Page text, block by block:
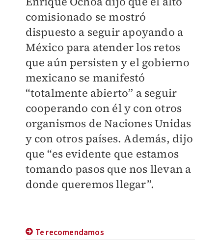
comisionado se mostró
dispuesto a seguir apoyando a
México para atender los retos
que aún persisten y el gobierno
mexicano se manifestó
“totalmente abierto” a seguir
cooperando con él y con otros
organismos de Naciones Unidas
y con otros países. Además, dijo
que “es evidente que estamos
tomando pasos que nos llevan a
donde queremos llegar”.
Te recomendamos